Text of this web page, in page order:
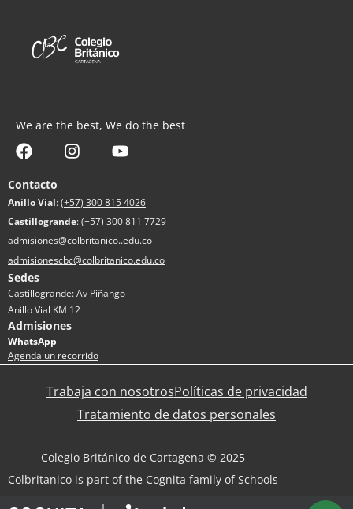
We are the best, We do the best
Contacto
Anillo Vial:(+57) 300 815 4026
Castillogrande:(+57) 300 811 7729
admisiones@colbritanico..edu.co
admisionescbc@colbritanico.edu.co
Sedes
Castillogrande: Av Piñango
Anillo Vial KM 12
Admisiones
WhatsApp
Agenda un recorrido
Trabaja con nosotrosPolíticas de privacidad
Tratamiento de datos personales
Colegio Británico de Cartagena © 2025
Colbritanico is part of the Cognita family of Schools